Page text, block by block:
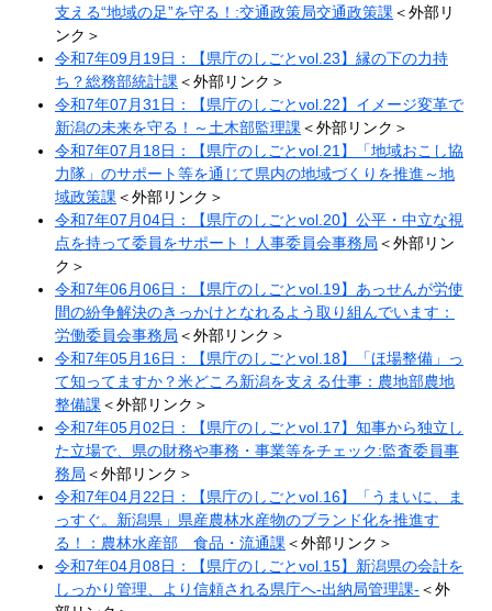
支える“地域の足”を守る！:交通政策局交通政策課 ＜外部リ
ンク＞
令和7年09月19日：【県庁のしごとvol.23】縁の下の力持
ち？総務部統計課 ＜外部リンク＞
令和7年07月31日：【県庁のしごとvol.22】イメージ変革で
新潟の未来を守る！～土木部監理課​ ＜外部リンク＞
令和7年07月18日：【県庁のしごとvol.21】「地域おこし協
力隊」のサポート等を通じて県内の地域づくりを推進～地
域政策課​ ＜外部リンク＞
令和7年07月04日：【県庁のしごとvol.20】公平・中立な視
点を持って委員をサポート！人事委員会事務局​ ＜外部リン
ク＞
令和7年06月06日：【県庁のしごとvol.19】あっせんが労使
間の紛争解決のきっかけとなれるよう取り組んでいます：
労働委員会事務局​ ＜外部リンク＞
令和7年05月16日：【県庁のしごとvol.18】「ほ場整備」っ
て知ってますか？米どころ新潟を支える仕事：農地部農地
整備課​​ ＜外部リンク＞
令和7年05月02日：【県庁のしごとvol.17】知事から独立し
た立場で、県の財務や事務・事業等をチェック:監査委員事
務局​​ ＜外部リンク＞
令和7年04月22日：【県庁のしごとvol.16】「うまいに、ま
っすぐ。新潟県」県産農林水産物のブランド化を推進す
る！：農林水産部 食品・流通課​ ＜外部リンク＞
令和7年04月08日：【県庁のしごとvol.15】新潟県の会計を
しっかり管理、より信頼される県庁へ-出納局管理課-​ ＜外